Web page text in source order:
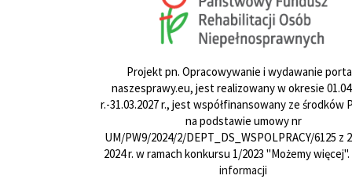
Projekt pn. Opracowywanie i wydawanie
naszesprawy.eu, jest realizowany w okresie
r.-31.03.2027 r., jest współfinansowany ze środków
na podstawie umowy nr
UM/PW9/2024/2/DEPT_DS_WSPOLPRACY/6125 z
2024 r. w ramach konkursu 1/2023 "Możemy więcej".
informacji